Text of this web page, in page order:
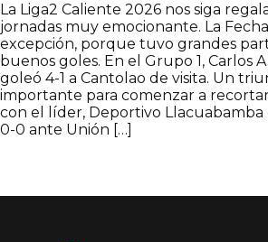
La Liga2 Caliente 2026 nos siga
jornadas muy emocionante. La
excepción, porque tuvo grandes
buenos goles. En el Grupo 1, Carlos
goleó 4-1 a Cantolao de visita. Un
importante para comenzar a
con el líder, Deportivo
0-0 ante Unión […]